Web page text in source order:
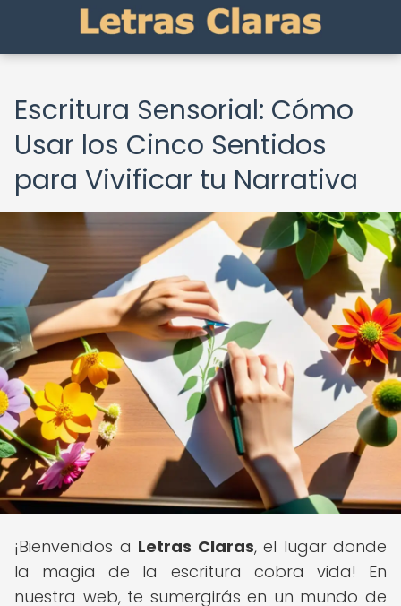
Escritura Sensorial: Cómo
Usar los Cinco Sentidos
para Vivificar tu Narrativa
¡Bienvenidos a Letras Claras, el lugar donde
la magia de la escritura cobra vida! En
nuestra web, te sumergirás en un mundo de